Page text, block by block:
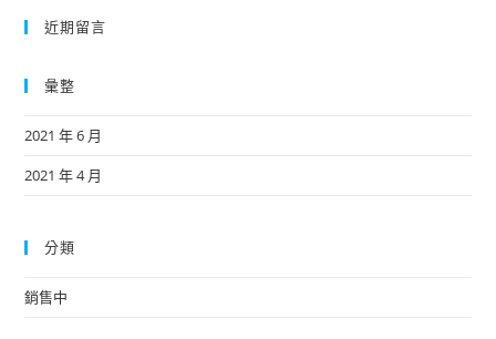
近期留言
彙整
2021 年 6 月
2021 年 4 月
分類
銷售中